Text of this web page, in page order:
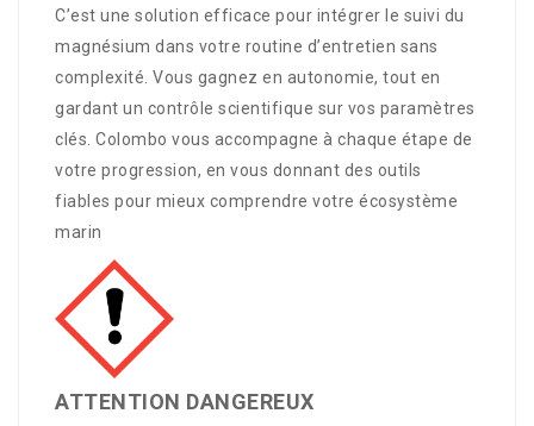
C’est une solution efficace pour intégrer le suivi du
magnésium dans votre routine d’entretien sans
complexité. Vous gagnez en autonomie, tout en
gardant un contrôle scientifique sur vos paramètres
clés. Colombo vous accompagne à chaque étape de
votre progression, en vous donnant des outils
fiables pour mieux comprendre votre écosystème
marin
ATTENTION DANGEREUX